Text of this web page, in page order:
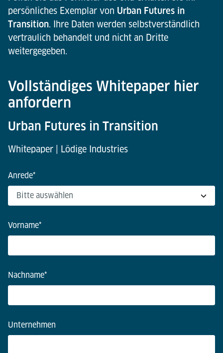
persönliches Exemplar von Urban Futures in
Transition. Ihre Daten werden selbstverständlich
vertraulich behandelt und nicht an Dritte
weitergegeben.
Vollständiges Whitepaper hier
anfordern
Urban Futures in Transition
Whitepaper | Lödige Industries
Anrede*
Vorname*
Nachname*
Unternehmen